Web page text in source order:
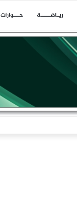
ريـاضـــــة حـــوارات